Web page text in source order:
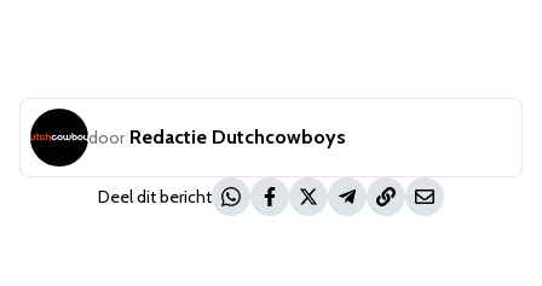
door Redactie Dutchcowboys
Deel dit bericht